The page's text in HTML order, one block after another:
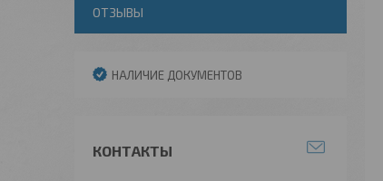
ОТЗЫВЫ
НАЛИЧИЕ ДОКУМЕНТОВ
КОНТАКТЫ